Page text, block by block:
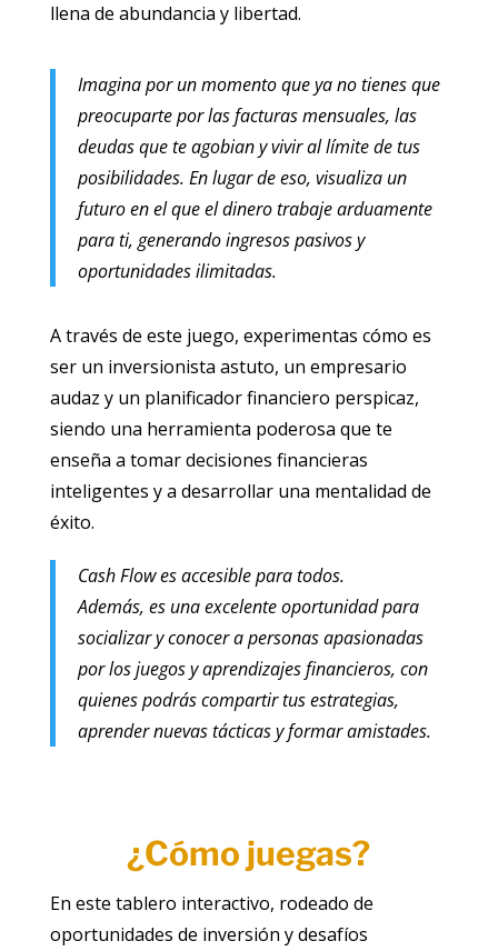
llena de abundancia y libertad.
Imagina por un momento que ya no tienes que
preocuparte por las facturas mensuales, las
deudas que te agobian y vivir al límite de tus
posibilidades. En lugar de eso, visualiza un
futuro en el que el dinero trabaje arduamente
para ti, generando ingresos pasivos y
oportunidades ilimitadas.
A través de este juego, experimentas cómo es
ser un inversionista astuto, un empresario
audaz y un planificador financiero perspicaz,
siendo una herramienta poderosa que te
enseña a tomar decisiones financieras
inteligentes y a desarrollar una mentalidad de
éxito.
Cash Flow es accesible para todos.
Además, es una excelente oportunidad para
socializar y conocer a personas apasionadas
por los juegos y aprendizajes financieros, con
quienes podrás compartir tus estrategias,
aprender nuevas tácticas y formar amistades.
¿Cómo juegas?
En este tablero interactivo, rodeado de
oportunidades de inversión y desafíos